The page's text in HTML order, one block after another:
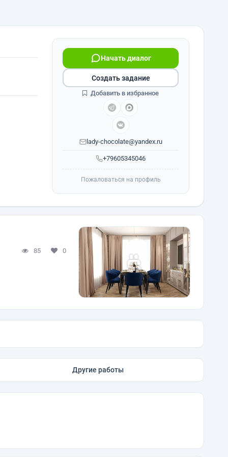
+79605345046
Начать диалог
lady-chocolate@yandex.ru
Создать задание
Добавить в избранное
Пожаловаться на профиль
85 0
Другие работы